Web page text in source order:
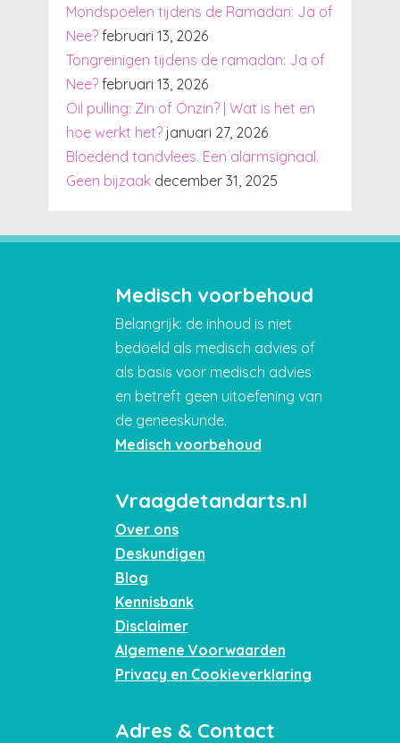
Mondspoelen tijdens de Ramadan: Ja of
Nee? februari 13, 2026
Tongreinigen tijdens de ramadan: Ja of
Nee? februari 13, 2026
Oil pulling: Zin of Onzin? | Wat is het en
hoe werkt het? januari 27, 2026
Bloedend tandvlees. Een alarmsignaal.
Geen bijzaak december 31, 2025
Medisch voorbehoud
Belangrijk: de inhoud is niet
bedoeld als medisch advies of
als basis voor medisch advies
en betreft geen uitoefening van
de geneeskunde.
Medisch voorbehoud
Vraagdetandarts.nl
Over ons
Deskundigen
Blog
Kennisbank
Disclaimer
Algemene Voorwaarden
Privacy en Cookieverklaring
Adres & Contact